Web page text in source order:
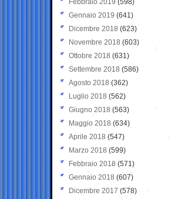
Febbraio 2019 (598)
Gennaio 2019 (641)
Dicembre 2018 (623)
Novembre 2018 (603)
Ottobre 2018 (631)
Settembre 2018 (586)
Agosto 2018 (362)
Luglio 2018 (562)
Giugno 2018 (563)
Maggio 2018 (634)
Aprile 2018 (547)
Marzo 2018 (599)
Febbraio 2018 (571)
Gennaio 2018 (607)
Dicembre 2017 (578)